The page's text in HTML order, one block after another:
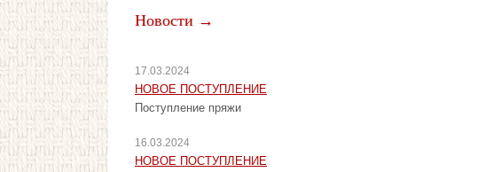
Новости →
17.03.2024
НОВОЕ ПОСТУПЛЕНИЕ
Поступление пряжи
16.03.2024
НОВОЕ ПОСТУПЛЕНИЕ